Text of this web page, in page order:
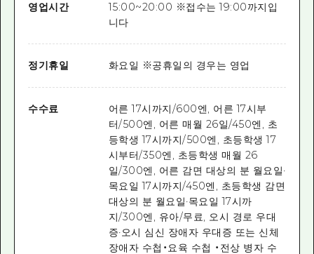
영업시간
15:00~20:00 ※접수는 19:00까지입
니다
정기휴일 화요일 ※공휴일의 경우는 영업
수수료
어른 17시까지/600엔, 어른 17시부
터/500엔, 어른 매월 26일/450엔, 초
등학생 17시까지/500엔, 초등학생 17
시부터/350엔, 초등학생 매월 26
일/300엔, 어른 감면 대상의 분 월요일·
목요일 17시까지/450엔, 초등학생 감면
대상의 분 월요일·목요일 17시까
지/300엔, 유아/무료, 오시 경로 우대
증·오시 심신 장애자 우대증 또는 신체
장애자 수첩・요육 수첩 ・전상 병자 수